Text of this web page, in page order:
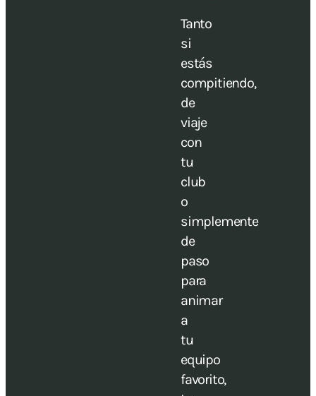
Tanto
si
estás
compitiendo,
de
viaje
con
tu
club
o
simplemente
de
paso
para
animar
a
tu
equipo
favorito,